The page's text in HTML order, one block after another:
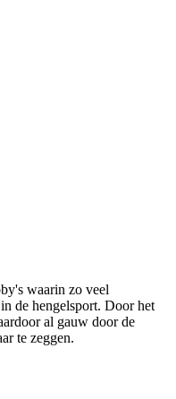
waarin zo veel
de hengelsport. Door het
al gauw door de
te zeggen.